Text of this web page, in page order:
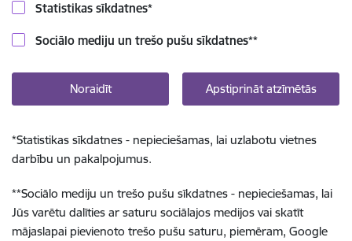
Statistikas sīkdatnes*
Sociālo mediju un trešo pušu sīkdatnes**
Noraidīt Apstiprināt atzīmētās
*Statistikas sīkdatnes - nepieciešamas, lai uzlabotu vietnes
darbību un pakalpojumus.
**Sociālo mediju un trešo pušu sīkdatnes - nepieciešamas, lai
Jūs varētu dalīties ar saturu sociālajos medijos vai skatīt
mājaslapai pievienoto trešo pušu saturu, piemēram, Google